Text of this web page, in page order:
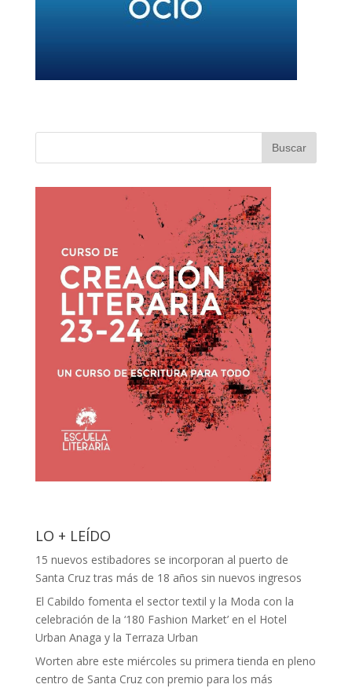
LO + LEÍDO
15 nuevos estibadores se incorporan al puerto de
Santa Cruz tras más de 18 años sin nuevos ingresos
El Cabildo fomenta el sector textil y la Moda con la
celebración de la ‘180 Fashion Market’ en el Hotel
Urban Anaga y la Terraza Urban
Worten abre este miércoles su primera tienda en pleno
centro de Santa Cruz con premio para los más